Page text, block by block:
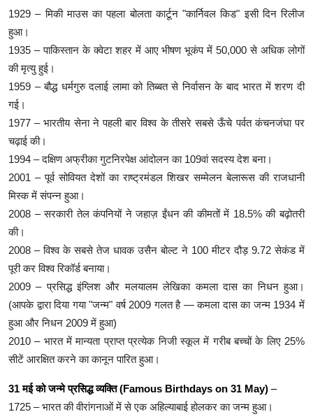
1929 – मिकी माउस का पहला बोलता कार्टून "कार्निवल किड" इसी दिन रिलीज
हुआ।
1935 – पाकिस्तान के क्वेटा शहर में आए भीषण भूकंप में 50,000 से अधिक लोगों
की मृत्यु हुई।
1959 – बौद्ध धर्मगुरु दलाई लामा को तिब्बत से निर्वासन के बाद भारत में शरण दी
गई।
1977 – भारतीय सेना ने पहली बार विश्व के तीसरे सबसे ऊँचे पर्वत कंचनजंघा पर
चढ़ाई की।
1994 – दक्षिण अफ्रीका गुटनिरपेक्ष आंदोलन का 109वां सदस्य देश बना।
2001 – पूर्व सोवियत देशों का राष्ट्रमंडल शिखर सम्मेलन बेलारूस की राजधानी
मिस्क में संपन्न हुआ।
2008 – सरकारी तेल कंपनियों ने जहाज़ ईंधन की कीमतों में 18.5% की बढ़ोतरी
की।
2008 – विश्व के सबसे तेज धावक उसैन बोल्ट ने 100 मीटर दौड़ 9.72 सेकंड में
पूरी कर विश्व रिकॉर्ड बनाया।
2009 – प्रसिद्ध इंग्लिश और मलयालम लेखिका कमला दास का निधन हुआ।
(आपके द्वारा दिया गया "जन्म" वर्ष 2009 गलत है — कमला दास का जन्म 1934 में
हुआ और निधन 2009 में हुआ)
2010 – भारत में मान्यता प्राप्त प्रत्येक निजी स्कूल में गरीब बच्चों के लिए 25%
सीटें आरक्षित करने का कानून पारित हुआ।
31 मई को जन्मे प्रसिद्ध व्यक्ति (Famous Birthdays on 31 May) –
1725 – भारत की वीरांगनाओं में से एक अहिल्याबाई होलकर का जन्म हुआ।